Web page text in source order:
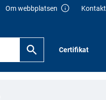
Om webbplatsen Kontakt
Certifikat